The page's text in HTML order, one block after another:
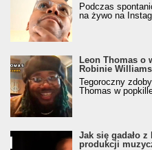
Podczas
na żywo na
Leon Thomas o
Robinie
Tegoroczny
Thomas w
Jak się gadało
produkcji